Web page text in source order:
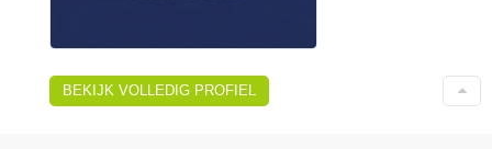
BEKIJK VOLLEDIG PROFIEL